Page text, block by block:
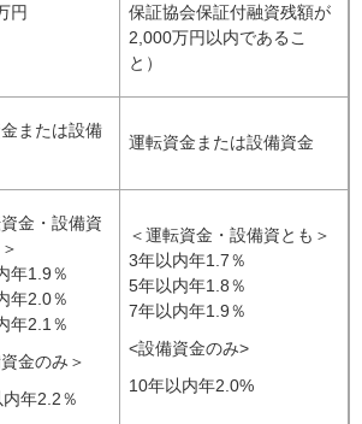
円
保証協会保証付融資残額が
2,000万円以内であるこ
と）
または設備
運転資金または設備資金
金・設備資
年1.9％
年2.0％
年2.1％
金のみ＞
年2.2％
＜運転資金・設備資とも＞
3年以内年1.7％
5年以内年1.8％
7年以内年1.9％
<設備資金のみ>
10年以内年2.0%